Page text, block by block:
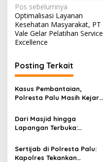
N
a
v
i
g
a
s
i
p
o
s
Pos sebelumnya
Optimalisasi Layanan
Kesehatan Masyarakat, PT
Vale Gelar Pelatihan Service
Excellence
Posting Terkait
Kasus Pembantaian,
Polresta Palu Masih Kejar
Dari Masjid hingga
Lapangan Terbuka:
Personel di Seluruh Lokasi
Salat Id
Sertijab di Polresta Palu:
Kapolres Tekankan